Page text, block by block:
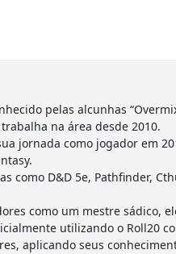
pelas alcunhas
na área desde 2010.
jornada como jogador em
como D&D 5e, Pathfinder,
como um mestre sádico,
utilizando o Roll20
aplicando seus